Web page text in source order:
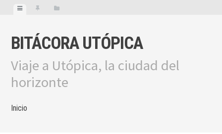
BITÁCORA UTÓPICA
Viaje a Utópica, la ciudad del
horizonte
Inicio